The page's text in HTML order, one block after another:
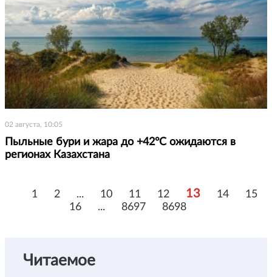
02 августа, 10:05
Пыльные бури и жара до +42°С ожидаются в
регионах Казахстана
1 2 ... 10 11 12 13 14
15
16
... 8697 8698
Читаемое